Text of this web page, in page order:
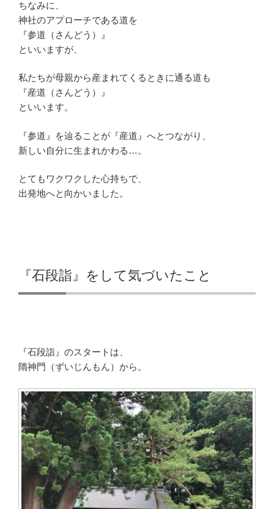
ちなみに、
神社のアプローチである道を
『参道（さんどう）』
といいますが、
私たちが母親から産まれてくるときに通る道も
『産道（さんどう）』
といいます。
『参道』を辿ることが『産道』へとつながり、
新しい自分に生まれかわる…。
とてもワクワクした心持ちで、
出発地へと向かいました。
『石段詣』をして気づいたこと
『石段詣』のスタートは、
隋神門（ずいじんもん）から。